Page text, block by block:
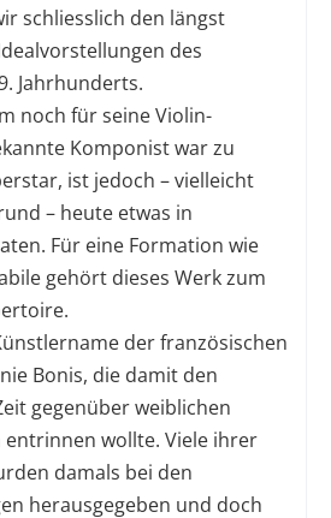
schliesslich den längst
des
Jahrhunderts.
noch für seine Violin-
Komponist war zu
ist jedoch – vielleicht
– heute etwas in
Für eine Formation wie
gehört dieses Werk zum
der französischen
Bonis, die damit den
gegenüber weiblichen
entrinnen wollte. Viele ihrer
damals bei den
herausgegeben und doch